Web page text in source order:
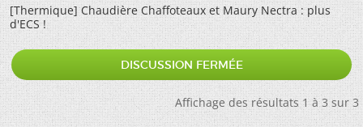
[Thermique]Chaudière Chaffoteaux et Maury Nectra : plus
d'ECS !
DISCUSSION FERMÉE
Affichage des résultats 1 à 3 sur 3